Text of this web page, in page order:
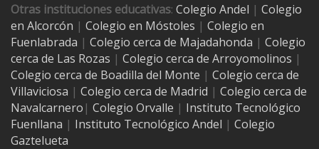
Otras instituciones educativas: Colegio Andel | Colegio
en Alcorcón | Colegio en Móstoles | Colegio en
Fuenlabrada | Colegio cerca de Majadahonda | Colegio
cerca de Las Rozas | Colegio cerca de Arroyomolinos |
Colegio cerca de Boadilla del Monte | Colegio cerca de
Villaviciosa | Colegio cerca de Madrid | Colegio cerca de
Navalcarnero | Colegio Orvalle | Instituto Tecnológico
Fuenllana | Instituto Tecnológico Andel | Colegio
Gaztelueta